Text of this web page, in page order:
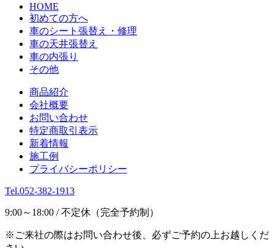
HOME
初めての方へ
車のシート張替え・修理
車の天井張替え
車の内張り
その他
商品紹介
会社概要
お問い合わせ
特定商取引表示
新着情報
施工例
プライバシーポリシー
Tel.052-382-1913
9:00～18:00 / 不定休（完全予約制）
※ご来社の際はお問い合わせ後、必ずご予約の上お越しくだ